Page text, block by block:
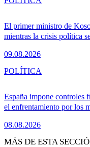
El primer ministro de
mientras la crisis política
09.08.2026
España impone controles
el enfrentamiento por los
08.08.2026
POLÍTICA
MÁS DE ESTA